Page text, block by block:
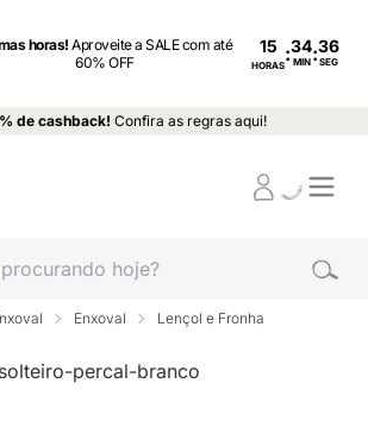
horas!Aproveite a SALE com até
60% OFF
15
HORAS: MIN : SEG
de cashback! Confira as regras aqui!
Enxoval Lençol e Fronha